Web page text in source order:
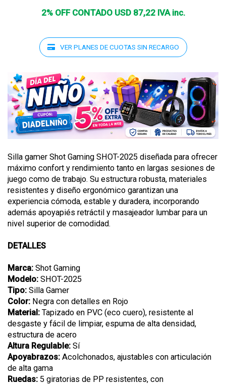
2% OFF CONTADO USD 87,22IVA inc.
VER PLANES DE CUOTAS SIN RECARGO
Silla gamer Shot Gaming SHOT-2025 diseñada para ofrecer
máximo confort y rendimiento tanto en largas sesiones de
juego como de trabajo. Su estructura robusta, materiales
resistentes y diseño ergonómico garantizan una
experiencia cómoda, estable y duradera, incorporando
además apoyapiés retráctil y masajeador lumbar para un
nivel superior de comodidad.
DETALLES
Marca: Shot Gaming
Modelo: SHOT-2025
Tipo: Silla Gamer
Color: Negra con detalles en Rojo
Material: Tapizado en PVC (eco cuero), resistente al
desgaste y fácil de limpiar, espuma de alta densidad,
estructura de acero
Altura Regulable: Sí
Apoyabrazos: Acolchonados, ajustables con articulación
de alta gama
Ruedas: 5 giratorias de PP resistentes, con